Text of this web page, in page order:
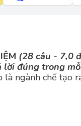
(28 câu - 7,0
lời đúng trong
là ngành chế tạo